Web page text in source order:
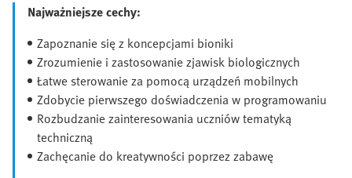
Najważniejsze cechy:
Zapoznanie się z koncepcjami bioniki
Zrozumienie i zastosowanie zjawisk biologicznych
Łatwe sterowanie za pomocą urządzeń mobilnych
Zdobycie pierwszego doświadczenia w programowaniu
Rozbudzanie zainteresowania uczniów tematyką
techniczną
Zachęcanie do kreatywności poprzez zabawę